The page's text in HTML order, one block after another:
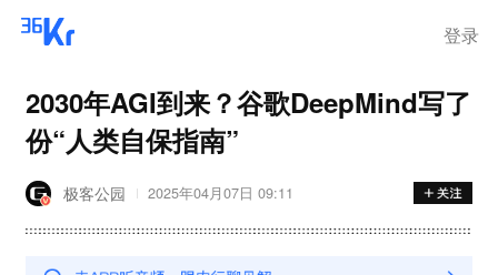
登录
2030年AGI到来？谷歌DeepMind写了
份“人类自保指南”
极客公园 2025年04月07日 09:11